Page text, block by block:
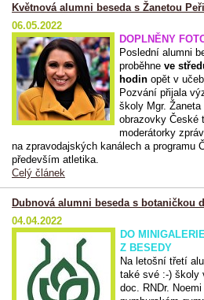
Květnová alumni beseda s Žanetou
06.05.2022
DOPLNĚNY
Poslední alumni
proběhneve
hodin opět v
Pozvání přijala
školy Mgr.
obrazovky České
moderátorky
na zpravodajských kanálech a programu
především atletika.
Celý článek
Dubnová alumni beseda s botaničkou
04.04.2022
DO
Z BESEDY
Na letošní třetí
také své :-) školy
doc. RNDr.